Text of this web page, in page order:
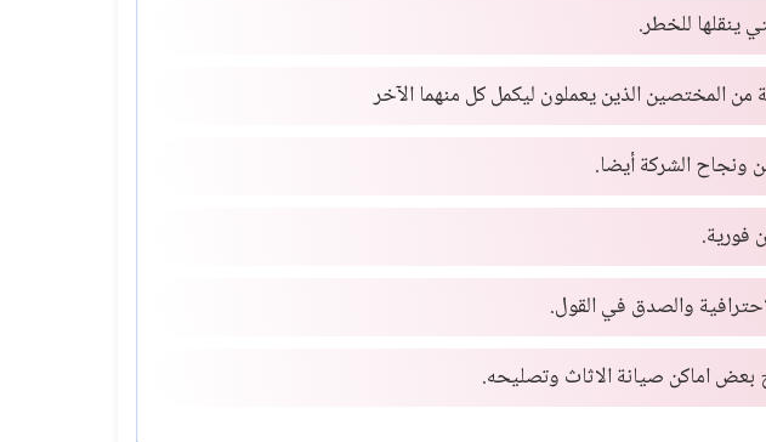
ينقلها للخطر.
المختصين الذين يعملون ليكمل كل منهما الآخر
ونجاح الشركة أيضا.
فورية.
والصدق في القول.
بعض اماكن صيانة الاثاث وتصليحه.